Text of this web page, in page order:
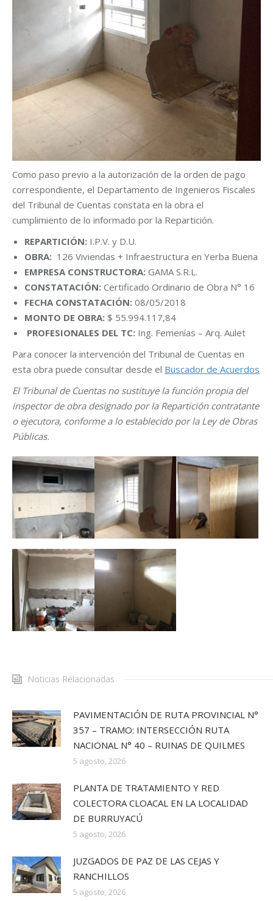
Como paso previo a la autorización de la orden de pago
correspondiente, el Departamento de Ingenieros Fiscales
del Tribunal de Cuentas constata en la obra el
cumplimiento de lo informado por la Repartición.
REPARTICIÓN: I.P.V. y D.U.
OBRA: 126 Viviendas + Infraestructura en Yerba Buena
EMPRESA CONSTRUCTORA: GAMA S.R.L.
CONSTATACIÓN: Certificado Ordinario de Obra N° 16
FECHA CONSTATACIÓN: 08/05/2018
MONTO DE OBRA: $ 55.994.117,84
PROFESIONALES DEL TC: Ing. Femenías – Arq. Aulet
Para conocer la intervención del Tribunal de Cuentas en
esta obra puede consultar desde el Buscador de Acuerdos
El Tribunal de Cuentas no sustituye la función propia del
inspector de obra designado por la Repartición contratante
o ejecutora, conforme a lo establecido por la Ley de Obras
Públicas.
Noticias Relacionadas
PAVIMENTACIÓN DE RUTA PROVINCIAL N°
357 – TRAMO: INTERSECCIÓN RUTA
NACIONAL N° 40 – RUINAS DE QUILMES
5 agosto, 2026
PLANTA DE TRATAMIENTO Y RED
COLECTORA CLOACAL EN LA LOCALIDAD
DE BURRUYACÚ
5 agosto, 2026
JUZGADOS DE PAZ DE LAS CEJAS Y
RANCHILLOS
5 agosto, 2026